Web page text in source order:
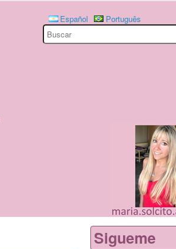
Español
Português
Search
for:
Sigueme